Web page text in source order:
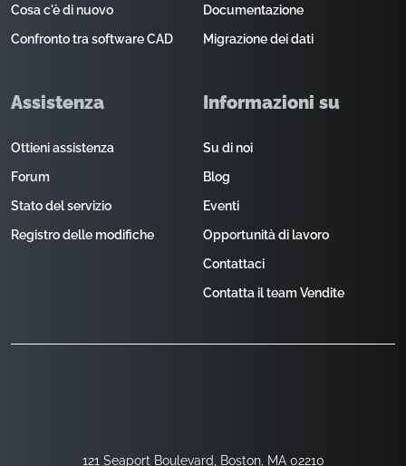
121 Seaport Boulevard, Boston, MA 02210
Cosa c'è di nuovo
Confronto tra software CAD
Documentazione
Migrazione dei dati
Assistenza
Ottieni assistenza
Forum
Stato del servizio
Registro delle modifiche
Informazioni su
Su di noi
Blog
Eventi
Opportunità di lavoro
Contattaci
Contatta il team Vendite